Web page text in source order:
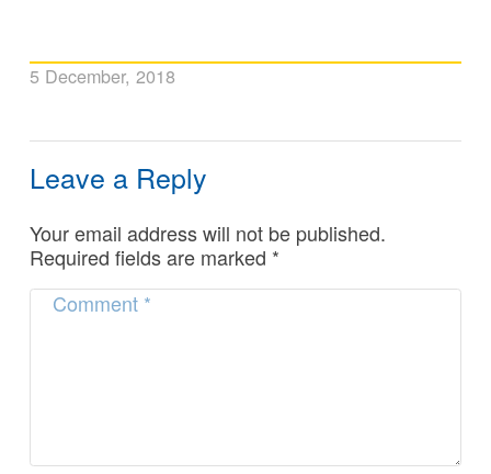
5 December, 2018
Leave a Reply
Your email address will not be published.
Required fields are marked *